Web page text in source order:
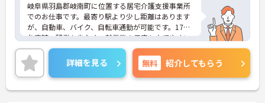
岐阜県羽島郡岐南町に位置する居宅介護支援事業所
でのお仕事です。最寄り駅より少し距離はあります
が、自動車、バイク、自転車通勤が可能です。17時
台定時、残業も少なく、就業後の予定も立てやすい
です。施設サービス、在宅支援、保育教育を展開す
る法人が母体で安定感もよく、充実した福利厚生も
魅力です。ご興味のある方には、面接対策ポイント
など、さらに詳細をお話しいたしますのでお気軽に
ご相談ください！
詳細を見る 無料 紹介してもらう